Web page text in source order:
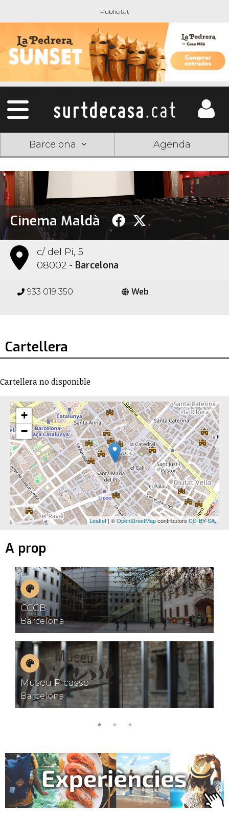
Barcelona Agenda
Cinema Maldà
c/ del Pi, 5
08002 - Barcelona
933 019 350 Web
Cartellera
Cartellera no disponible
+
−
Leaflet| ©OpenStreetMapcontributors CC-BY-SA,
A prop
Museus
CCCB
Barcelona
Museus
Museu Picasso
Barcelona